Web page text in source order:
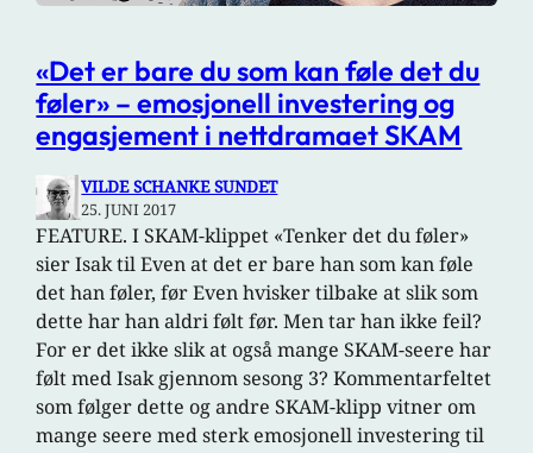
«Det er bare du som kan føle det du
føler» – emosjonell investering og
engasjement i nettdramaet SKAM
VILDE SCHANKE SUNDET
25. JUNI 2017
FEATURE. I SKAM-klippet «Tenker det du føler»
sier Isak til Even at det er bare han som kan føle
det han føler, før Even hvisker tilbake at slik som
dette har han aldri følt før. Men tar han ikke feil?
For er det ikke slik at også mange SKAM-seere har
følt med Isak gjennom sesong 3? Kommentarfeltet
som følger dette og andre SKAM-klipp vitner om
mange seere med sterk emosjonell investering til